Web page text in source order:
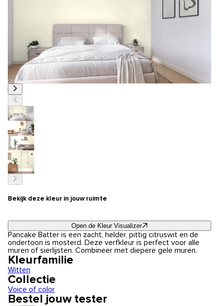
Bekijk deze kleur in jouw ruimte
Open de Kleur Visualizer
Pancake Batter is een zacht, helder, pittig citruswit en de
ondertoon is mosterd. Deze verfkleur is perfect voor alle
muren of sierlijsten. Combineer met diepere gele muren.
Kleurfamilie
Witten
Collectie
Voice of color
Bestel jouw tester